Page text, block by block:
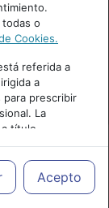
Cancelar
o
Cookies.
referida a
a
para prescribir
La
título
de los
y decidir, en
a lasAcepto